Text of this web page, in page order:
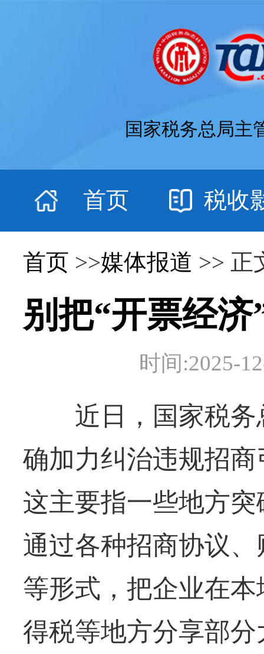
国家税务总局主
首页 税收
首页 >>媒体报道 >> 正
别把“开票经
时间:2025-
近日，国家税务
确加力纠治违规招
这主要指一些地方
通过各种招商协议
等形式，把企业在
得税等地方分享部